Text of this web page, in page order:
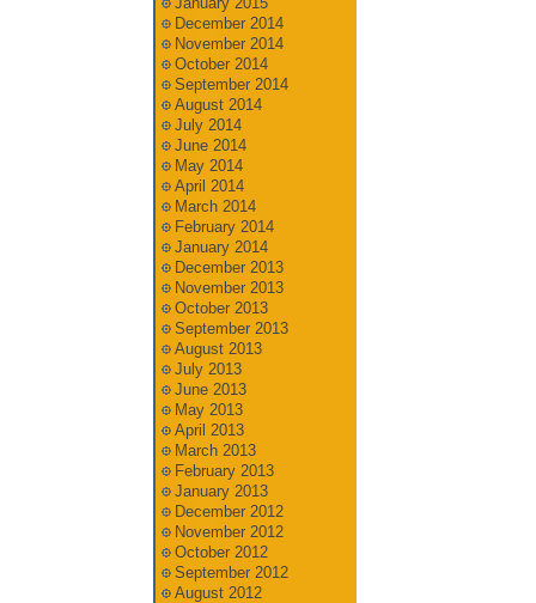
December 2014
November 2014
October 2014
September 2014
August 2014
July 2014
June 2014
May 2014
April 2014
March 2014
February 2014
January 2014
December 2013
November 2013
October 2013
September 2013
August 2013
July 2013
June 2013
May 2013
April 2013
March 2013
February 2013
January 2013
December 2012
November 2012
October 2012
September 2012
August 2012